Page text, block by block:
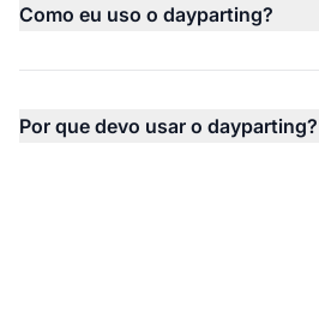
Como eu uso o dayparting?
Por que devo usar o dayparting?